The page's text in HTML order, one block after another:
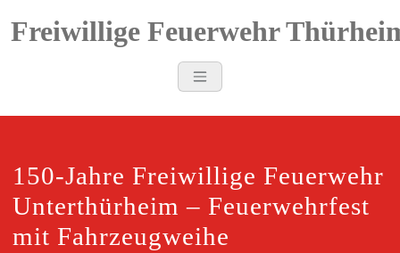
Inhalt
Freiwillige Feuerwehr
150-Jahre Freiwillige Feuerwehr
Unterthürheim – Feuerwehrfest
mit Fahrzeugweihe